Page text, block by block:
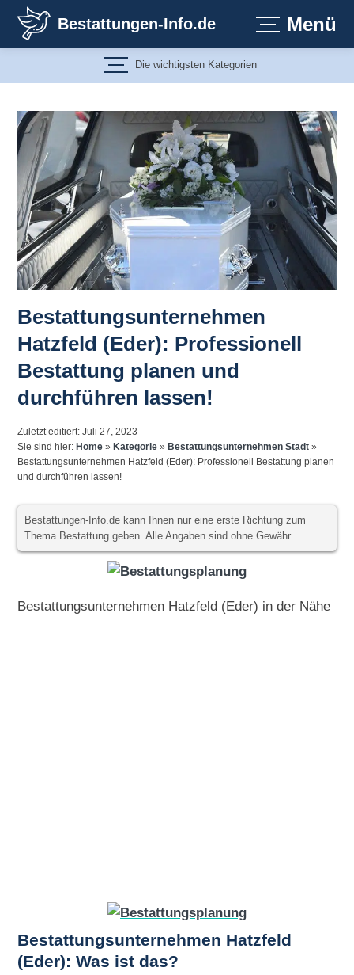
Inhalt
springen
Bestattungen-Info.de Menü
Die wichtigsten Kategorien
Bestattungsunternehmen
Hatzfeld (Eder): Professionell
Bestattung planen und
durchführen lassen!
Zuletzt editiert: Juli 27, 2023
Sie sind hier: Home » Kategorie » Bestattungsunternehmen Stadt »
Bestattungsunternehmen Hatzfeld (Eder): Professionell Bestattung planen
und durchführen lassen!
Bestattungen-Info.de kann Ihnen nur eine erste Richtung zum
Thema Bestattung geben. Alle Angaben sind ohne Gewähr.
Bestattungsunternehmen Hatzfeld (Eder) in der Nähe
Bestattungsunternehmen Hatzfeld
(Eder): Was ist das?